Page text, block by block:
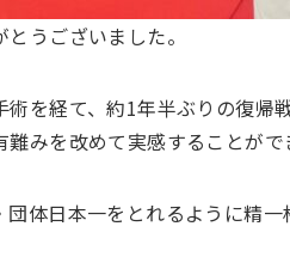
うございました。
を経て、約1年半ぶりの復帰
みを改めて実感することがで
体日本一をとれるように精一